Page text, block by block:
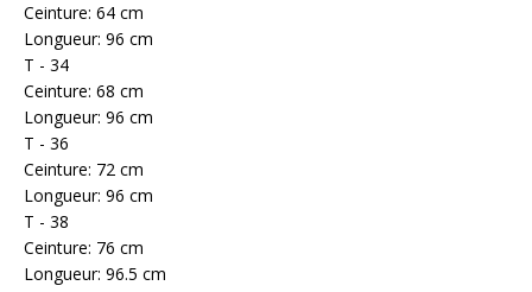
Ceinture: 64 cm
Longueur: 96 cm
T - 34
Ceinture: 68 cm
Longueur: 96 cm
T - 36
Ceinture: 72 cm
Longueur: 96 cm
T - 38
Ceinture: 76 cm
Longueur: 96.5 cm